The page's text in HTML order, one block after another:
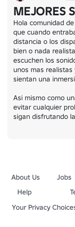
𝐑𝐞𝐠𝐥𝐚𝐬
Por favor, sigue
NO usar nombres
NO compartir
NO ser grosero con
NO pedir admin ni
Consecuencias al
𝐊𝐈𝐂𝐊: Si eres
𝐁𝐀𝐍: Si tu
MEJORES
Hola comunidad
que cuando
distancia o los
bien o nada
escuchen los
unos mas
sientan una
Asi mismo como
evitar cualquier
sigan disfrutando
About Us Jobs
Help
Your Privacy